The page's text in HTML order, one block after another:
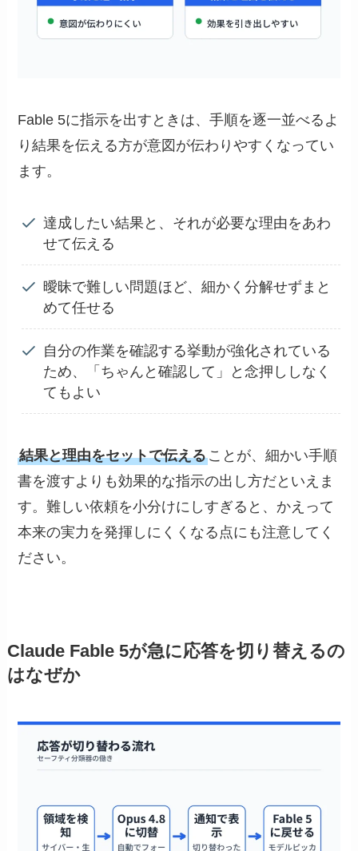
Fable 5に指示を出すときは、手順を逐一並べるよ
り結果を伝える方が意図が伝わりやすくなってい
ます。
達成したい結果と、それが必要な理由をあわ
せて伝える
曖昧で難しい問題ほど、細かく分解せずまと
めて任せる
自分の作業を確認する挙動が強化されている
ため、「ちゃんと確認して」と念押ししなく
てもよい
結果と理由をセットで伝えることが、細かい手順
書を渡すよりも効果的な指示の出し方だといえま
す。難しい依頼を小分けにしすぎると、かえって
本来の実力を発揮しにくくなる点にも注意してく
ださい。
Claude Fable 5が急に応答を切り替えるの
はなぜか